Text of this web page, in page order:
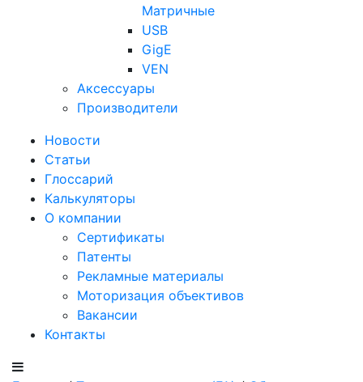
Матричные
USB
GigE
VEN
Аксессуары
Производители
Новости
Статьи
Глоссарий
Калькуляторы
О компании
Сертификаты
Патенты
Рекламные материалы
Моторизация объективов
Вакансии
Контакты